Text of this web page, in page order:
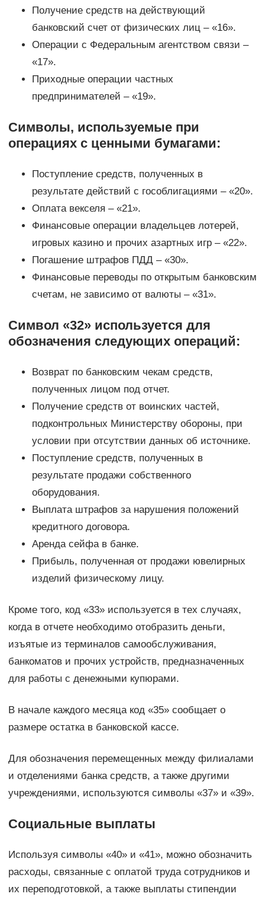
Получение средств на действующий
банковский счет от физических лиц – «16».
Операции с Федеральным агентством связи –
«17».
Приходные операции частных
предпринимателей – «19».
Символы, используемые при
операциях с ценными бумагами:
Поступление средств, полученных в
результате действий с гособлигациями – «20».
Оплата векселя – «21».
Финансовые операции владельцев лотерей,
игровых казино и прочих азартных игр – «22».
Погашение штрафов ПДД – «30».
Финансовые переводы по открытым банковским
счетам, не зависимо от валюты – «31».
Символ «32» используется для
обозначения следующих операций:
Возврат по банковским чекам средств,
полученных лицом под отчет.
Получение средств от воинских частей,
подконтрольных Министерству обороны, при
условии при отсутствии данных об источнике.
Поступление средств, полученных в
результате продажи собственного
оборудования.
Выплата штрафов за нарушения положений
кредитного договора.
Аренда сейфа в банке.
Прибыль, полученная от продажи ювелирных
изделий физическому лицу.
Кроме того, код «33» используется в тех случаях,
когда в отчете необходимо отобразить деньги,
изъятые из терминалов самообслуживания,
банкоматов и прочих устройств, предназначенных
для работы с денежными купюрами.
В начале каждого месяца код «35» сообщает о
размере остатка в банковской кассе.
Для обозначения перемещенных между филиалами
и отделениями банка средств, а также другими
учреждениями, используются символы «37» и «39».
Социальные выплаты
Используя символы «40» и «41», можно обозначить
расходы, связанные с оплатой труда сотрудников и
их переподготовкой, а также выплаты стипендии